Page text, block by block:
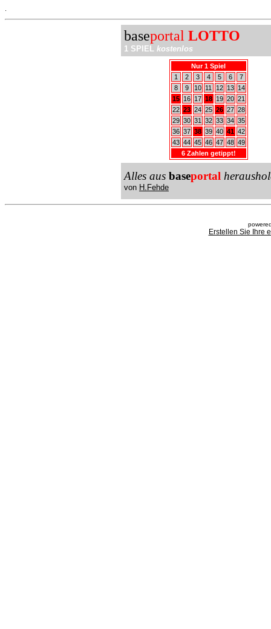
baseportal LOTTO
1 SPIEL kostenlos
Nur 1 Spiel
1
2 3 4 5 6
7
8
9 10 11 12 13
14
15
16 17 18 19 20 21
22 23 24 25 26 27 28
29 30 31 32 33 34 35
36 37 38 39 40 41 42
43 44 45 46 47 48 49
6 Zahlen getippt!
Alles aus baseportal
von H.Fehde
Erstellen Sie Ihre